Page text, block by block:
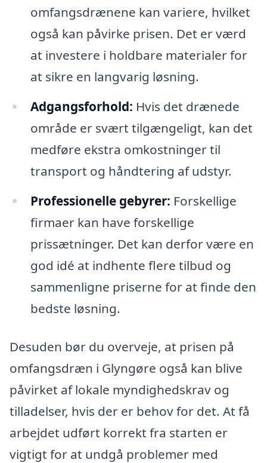
omfangsdrænene kan variere, hvilket
også kan påvirke prisen. Det er værd
at investere i holdbare materialer for
at sikre en langvarig løsning.
Adgangsforhold: Hvis det drænede
område er svært tilgængeligt, kan det
medføre ekstra omkostninger til
transport og håndtering af udstyr.
Professionelle gebyrer: Forskellige
firmaer kan have forskellige
prissætninger. Det kan derfor være en
god idé at indhente flere tilbud og
sammenligne priserne for at finde den
bedste løsning.
Desuden bør du overveje, at prisen på
omfangsdræn i Glyngøre også kan blive
påvirket af lokale myndighedskrav og
tilladelser, hvis der er behov for det. At få
arbejdet udført korrekt fra starten er
vigtigt for at undgå problemer med